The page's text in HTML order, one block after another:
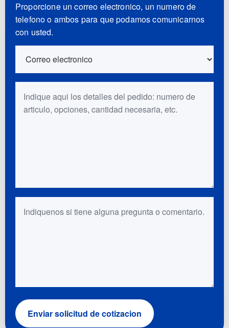
Proporcione un correo electronico, un numero de
telefono o ambos para que podamos comunicarnos
con usted.
Enviar solicitud de cotizacion